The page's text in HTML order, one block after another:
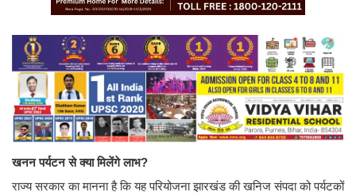
खनन पर्यटन से क्या मिलेंगे लाभ?
राज्य सरकार का मानना है कि यह परियोजना झारखंड की खनिज संपदा को पर्यटकों